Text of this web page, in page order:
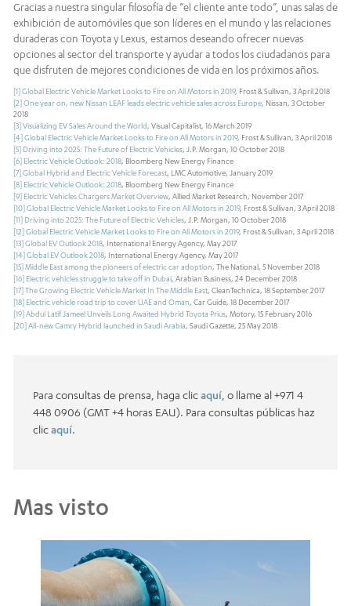
Gracias a nuestra singular filosofía de “el cliente ante todo”, unas salas de
exhibición de automóviles que son líderes en el mundo y las relaciones
duraderas con Toyota y Lexus, estamos deseando ofrecer nuevas
opciones al sector del transporte y ayudar a todos los ciudadanos para
que disfruten de mejores condiciones de vida en los próximos años.
[1] Global Electric Vehicle Market Looks to Fire on All Motors in 2019, Frost & Sullivan, 3 April 2018
[2] One year on, new Nissan LEAF leads electric vehicle sales across Europe, Nissan, 3 October
2018
[3] Visualizing EV Sales Around the World, Visual Capitalist, 16 March 2019
[4] Global Electric Vehicle Market Looks to Fire on All Motors in 2019, Frost & Sullivan, 3 April 2018
[5] Driving into 2025: The Future of Electric Vehicles, J.P. Morgan, 10 October 2018
[6] Electric Vehicle Outlook: 2018, Bloomberg New Energy Finance
[7] Global Hybrid and Electric Vehicle Forecast, LMC Automotive, January 2019
[8] Electric Vehicle Outlook: 2018, Bloomberg New Energy Finance
[9] Electric Vehicles Chargers Market Overview, Allied Market Research, November 2017
[10] Global Electric Vehicle Market Looks to Fire on All Motors in 2019, Frost & Sullivan, 3 April 2018
[11] Driving into 2025: The Future of Electric Vehicles, J.P. Morgan, 10 October 2018
[12] Global Electric Vehicle Market Looks to Fire on All Motors in 2019, Frost & Sullivan, 3 April 2018
[13] Global EV Outlook 2018, International Energy Agency, May 2017
[14] Global EV Outlook 2018, International Energy Agency, May 2017
[15] Middle East among the pioneers of electric car adoption, The National, 5 November 2018
[16] Electric vehicles struggle to take off in Dubai, Arabian Business, 24 December 2018
[17] The Growing Electric Vehicle Market In The Middle East, CleanTechnica, 18 September 2017
[18] Electric vehicle road trip to cover UAE and Oman, Car Guide, 18 December 2017
[19] Abdul Latif Jameel Unveils Long Awaited Hybrid Toyota Prius, Motory, 15 February 2016
[20] All-new Camry Hybrid launched in Saudi Arabia, Saudi Gazette, 25 May 2018
Para consultas de prensa, haga clicaquí , o llame al +971 4
448 0906 (GMT +4 horas EAU). Para consultas públicas haz
clicaquí.
Mas visto